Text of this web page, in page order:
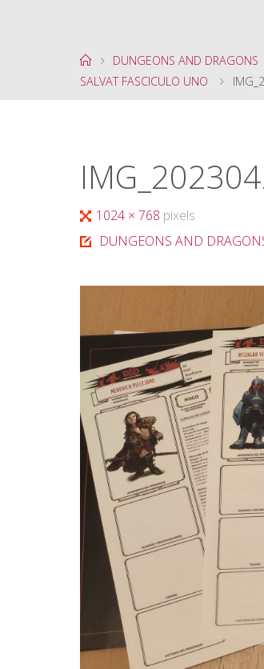
Página
de
DUNGEONS AND DRAGONS
SALVAT FASCICULO UNO
Tamaño
completo
1024 × 768 pixels
DUNGEONS AND